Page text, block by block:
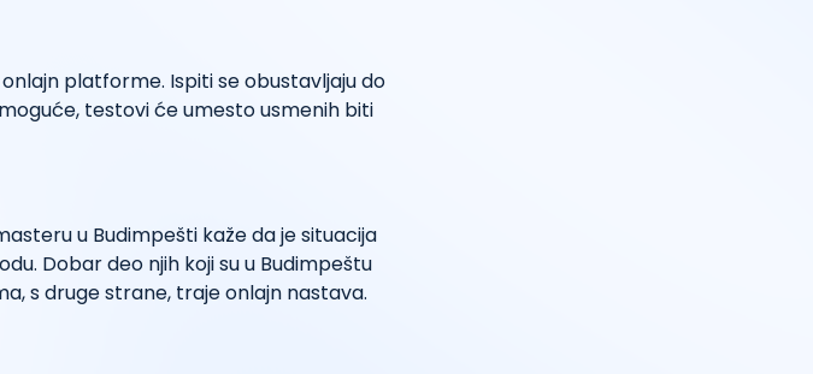
platforme. Ispiti se obustavljaju do
testovi će umesto usmenih biti
u Budimpešti kaže da je situacija
Dobar deo njih koji su u Budimpeštu
s druge strane, traje onlajn nastava.